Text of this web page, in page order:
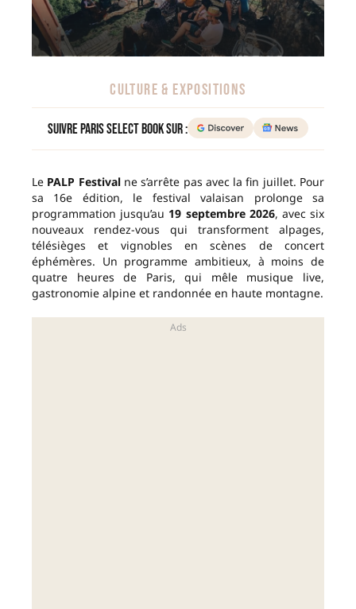
CULTURE & EXPOSITIONS
Suivre Paris Select Book sur :
Le PALP Festivalne s’arrête pas avec la fin juillet. Pour
sa 16e édition, le festival valaisan prolonge sa
programmation jusqu’au 19 septembre 2026, avec six
nouveaux rendez-vous qui transforment alpages,
télésièges et vignobles en scènes de concert
éphémères. Un programme ambitieux, à moins de
quatre heures de Paris, qui mêle musique live,
gastronomie alpine et randonnée en haute montagne.